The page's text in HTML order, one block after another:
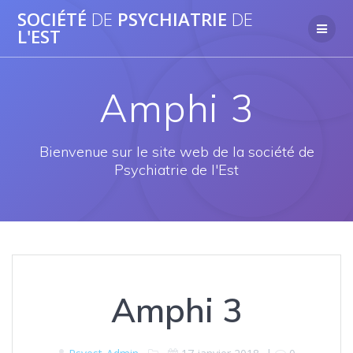
au
SOCIÉTÉ DE PSYCHIATRIE DE
L'EST
Amphi 3
Bienvenue sur le site web de la société de
Psychiatrie de l'Est
Amphi 3